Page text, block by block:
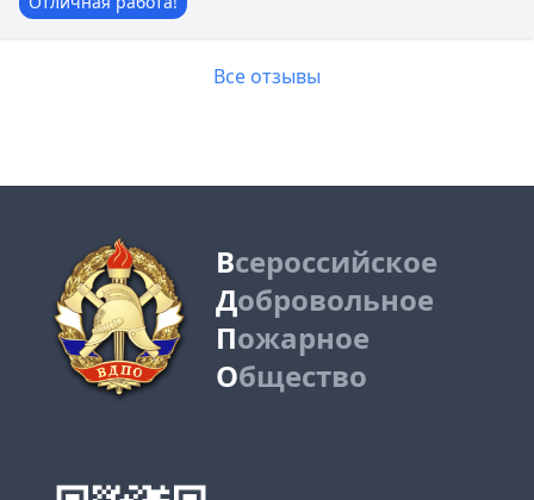
Все отзывы
Всероссийское
Добровольное
Пожарное
Общество